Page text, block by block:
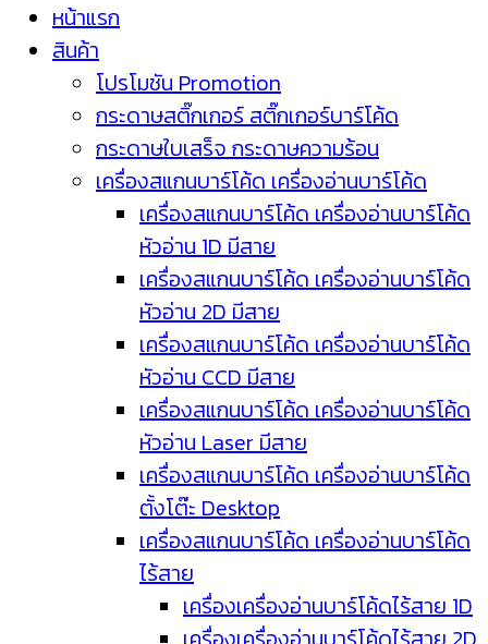
หน้าแรก
สินค้า
โปรโมชัน Promotion
กระดาษสติ๊กเกอร์ สติ๊กเกอร์บาร์โค้ด
กระดาษใบเสร็จ กระดาษความร้อน
เครื่องสแกนบาร์โค้ด เครื่องอ่านบาร์โค้ด
เครื่องสแกนบาร์โค้ด เครื่องอ่านบาร์โค้ด
หัวอ่าน 1D มีสาย
เครื่องสแกนบาร์โค้ด เครื่องอ่านบาร์โค้ด
หัวอ่าน 2D มีสาย
เครื่องสแกนบาร์โค้ด เครื่องอ่านบาร์โค้ด
หัวอ่าน CCD มีสาย
เครื่องสแกนบาร์โค้ด เครื่องอ่านบาร์โค้ด
หัวอ่าน Laser มีสาย
เครื่องสแกนบาร์โค้ด เครื่องอ่านบาร์โค้ด
ตั้งโต๊ะ Desktop
เครื่องสแกนบาร์โค้ด เครื่องอ่านบาร์โค้ด
ไร้สาย
เครื่องเครื่องอ่านบาร์โค้ดไร้สาย 1D